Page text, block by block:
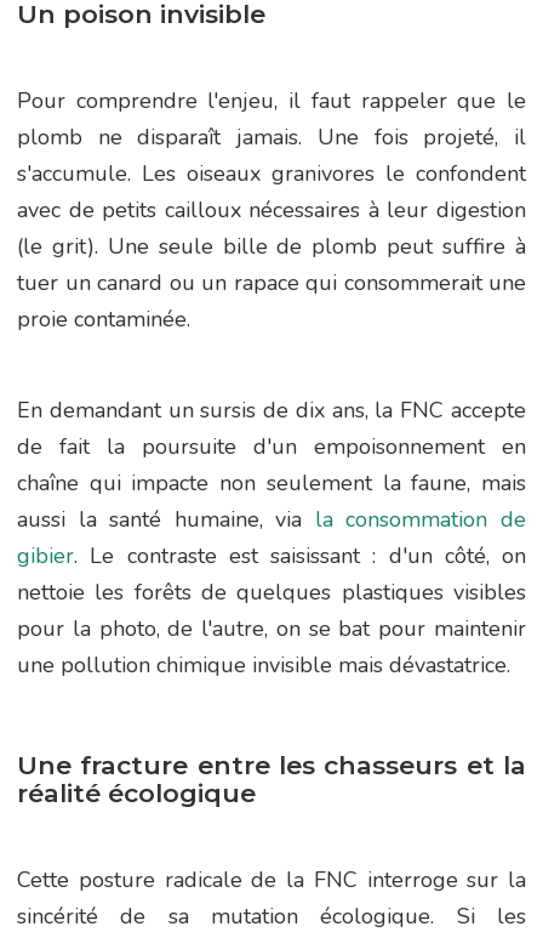
Un poison invisible
Pour comprendre l'enjeu, il faut rappeler que le
plomb ne disparaît jamais. Une fois projeté, il
s'accumule. Les oiseaux granivores le confondent
avec de petits cailloux nécessaires à leur digestion
(le grit). Une seule bille de plomb peut suffire à
tuer un canard ou un rapace qui consommerait une
proie contaminée.
En demandant un sursis de dix ans, la FNC accepte
de fait la poursuite d'un empoisonnement en
chaîne qui impacte non seulement la faune, mais
aussi la santé humaine, via la consommation de
gibier. Le contraste est saisissant : d'un côté, on
nettoie les forêts de quelques plastiques visibles
pour la photo, de l'autre, on se bat pour maintenir
une pollution chimique invisible mais dévastatrice.
Une fracture entre les chasseurs et la
réalité écologique
Cette posture radicale de la FNC interroge sur la
sincérité de sa mutation écologique. Si les